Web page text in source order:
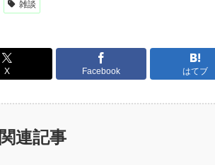
雑談
X Facebook はてブ
関連記事